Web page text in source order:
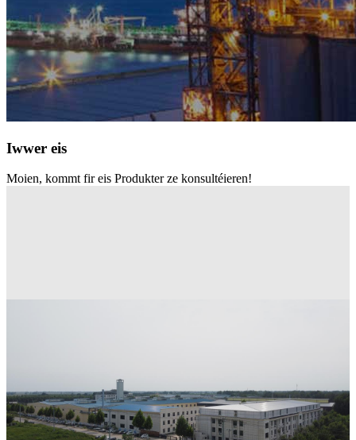
Iwwer eis
Moien, kommt fir eis Produkter ze konsultéieren!
Zebung Gummi
Technologie